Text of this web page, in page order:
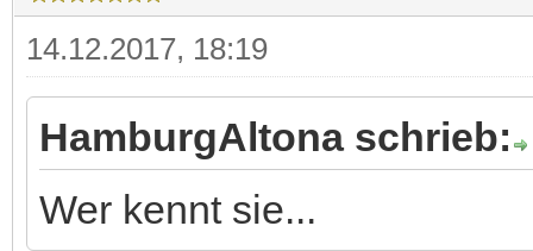
14.12.2017, 18:19
HamburgAltona schrieb:
Wer kennt sie...